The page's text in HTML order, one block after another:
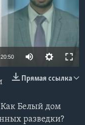
available
20:50
Прямая ссылка
Как Белый дом
разведки?